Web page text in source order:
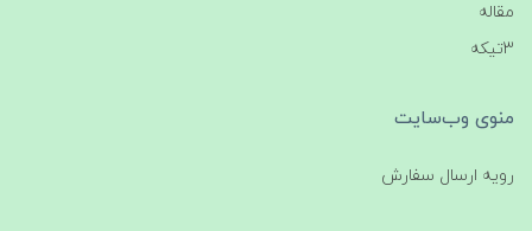
مقاله
3تیکه
منوی وب‌سایت
رویه ارسال سفارش